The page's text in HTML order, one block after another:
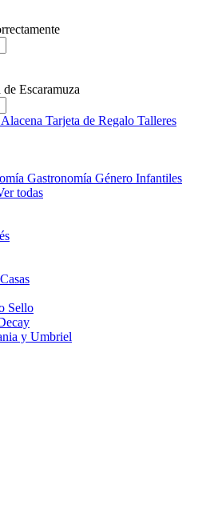
Alacena Tarjeta de Regalo Talleres
Gastronomía Género Infantiles
todas
Sello
y Umbriel